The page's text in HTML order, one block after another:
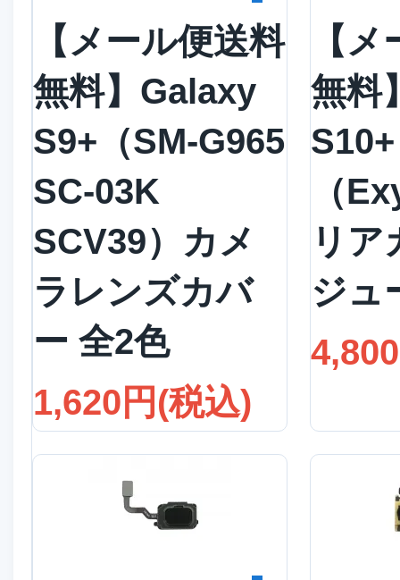
【メール便送料
無料】Galaxy
S9+（SM-G965
SC-03K
SCV39）カメ
ラレンズカバ
ー 全2色
1,620円(税込)
【
無料
S10+
（
リア
ジュ